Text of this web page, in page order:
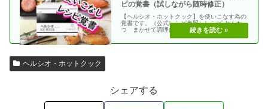
ピの覚書（試しながら随時修正）
【ヘルシオ・ホットクック】を使いこなす為の
覚書です。（公式レシピ参照）レシピ とんか
つ まかせて調理(網焼き・揚げる) エビフラ
ヘルシオ・ホットクック
シェアする